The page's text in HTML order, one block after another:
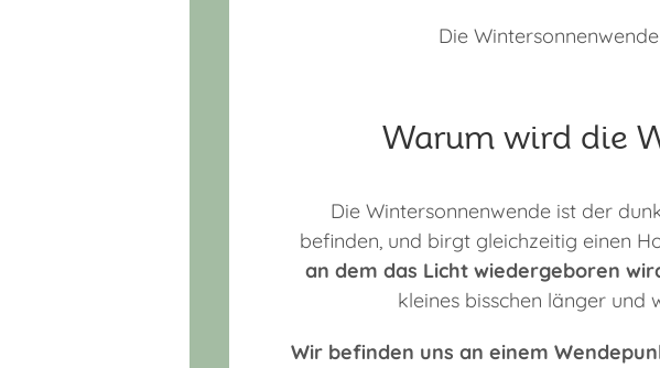
Die
Warum wird die
Die Wintersonnenwende ist der
befinden, und birgt gleichzeitig einen
an dem das Licht wiedergeboren
kleines bisschen länger und
Wir befinden uns an einem